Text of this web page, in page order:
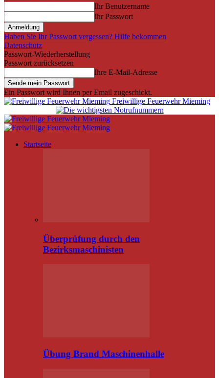
Ihr Benutzername
Ihr Passwort
Haben Sie Ihr Passwort vergessen? Hilfe bekommen
Datenschutz
Passwort-Wiederherstellung
Passwort zurücksetzen
Ihre E-Mail-Adresse
Ein Passwort wird Ihnen per Email zugeschickt.
Freiwillige Feuerwehr Mieming
Startseite
Überprüfung durch den
Bezirksmaschinisten
Übung Brand Maschinenhalle